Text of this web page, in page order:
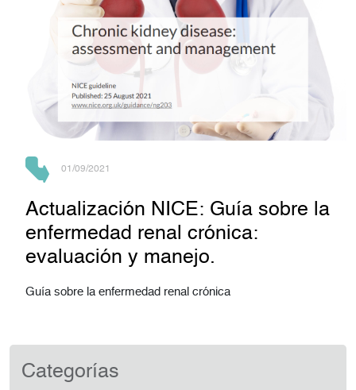
01/09/2021
Actualización NICE: Guía sobre la
enfermedad renal crónica:
evaluación y manejo.
Guía sobre la enfermedad renal crónica
Categorías